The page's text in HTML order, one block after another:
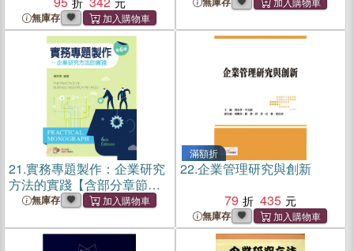
無庫存
21.實務專題製作：企業研究
方法的實踐【含部分章節及
附錄內容QR Code】
無庫存
滿額折
22.企業管理研究與創新
79
435
無庫存